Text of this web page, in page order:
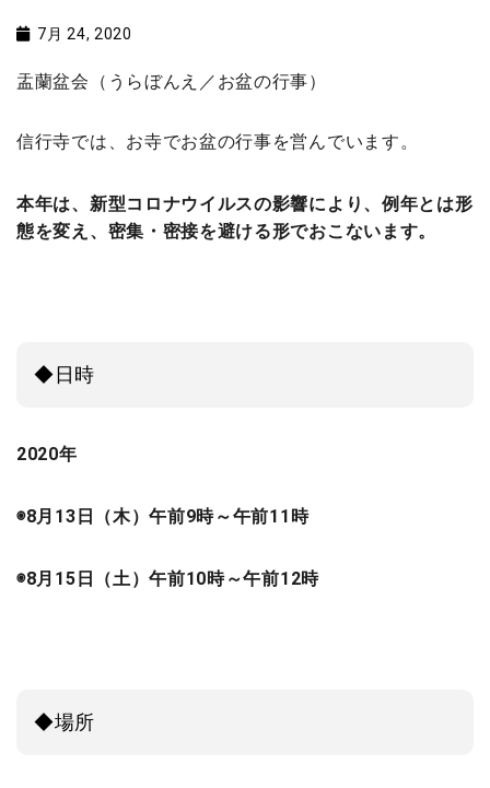
7月 24, 2020
盂蘭盆会（うらぼんえ／お盆の行事）
信行寺では、お寺でお盆の行事を営んでいます。
本年は、新型コロナウイルスの影響により、例年とは形
態を変え、密集・密接を避ける形でおこないます。
◆日時
2020年
◉8月13日（木）午前9時～午前11時
◉8月15日（土）午前10時～午前12時
◆場所